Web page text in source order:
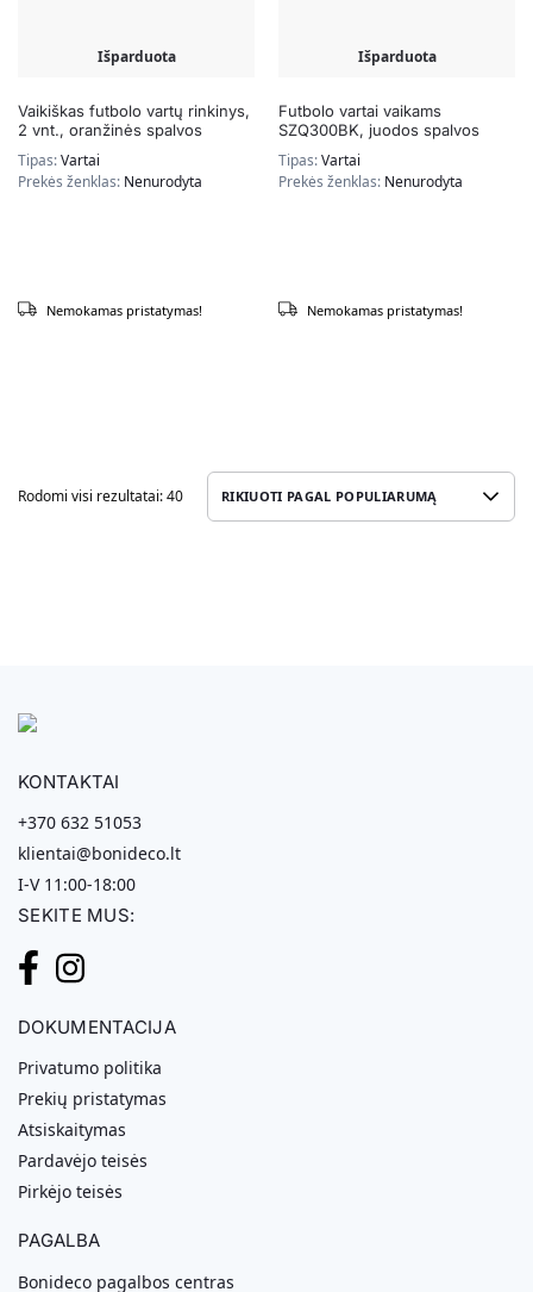
Išparduota
Vaikiškas futbolo vartų rinkinys,
2 vnt., oranžinės spalvos
Tipas:Vartai
Prekės ženklas: Nenurodyta
Nemokamas pristatymas!
Išparduota
Futbolo vartai vaikams
SZQ300BK, juodos spalvos
Tipas:Vartai
Prekės ženklas: Nenurodyta
Nemokamas pristatymas!
Rodomi visi rezultatai: 40
KONTAKTAI
+370 632 51053
klientai@bonideco.lt
I-V 11:00-18:00
SEKITE MUS:
DOKUMENTACIJA
Privatumo politika
Prekių pristatymas
Atsiskaitymas
Pardavėjo teisės
Pirkėjo teisės
PAGALBA
Bonideco pagalbos centras